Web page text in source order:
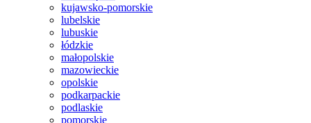
kujawsko-pomorskie
lubelskie
lubuskie
łódzkie
małopolskie
mazowieckie
opolskie
podkarpackie
podlaskie
pomorskie